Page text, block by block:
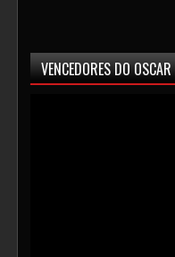
VENCEDORES DO OSCAR